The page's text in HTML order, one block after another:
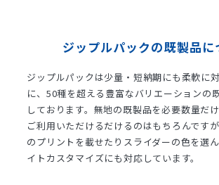
ジップルパックの既製品に
ジップルパックは少量・短納期にも柔軟に
に、 50種を超える豊富なバリエーションの
しております。 無地の既製品を必要数量だ
ご利用いただけるだけるのはもちろんですが
のプリントを載せたりスライダーの色を選
イトカスタマイズにも対応しています。